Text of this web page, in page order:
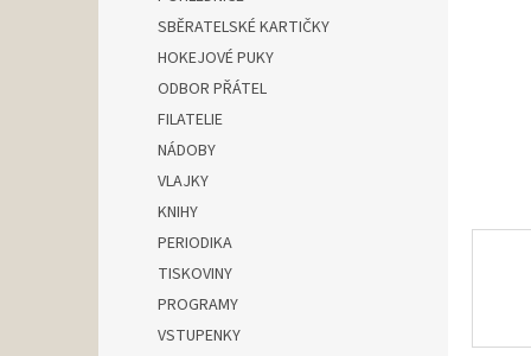
SBĚRATELSKÉ KARTIČKY
HOKEJOVÉ PUKY
ODBOR PŘÁTEL
FILATELIE
NÁDOBY
VLAJKY
KNIHY
PERIODIKA
TISKOVINY
PROGRAMY
VSTUPENKY